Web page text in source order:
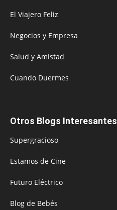
El Viajero Feliz
Negocios y Empresa
Salud y Amistad
Cuando Duermes
Otros Blogs Interesantes
Supergracioso
Estamos de Cine
Futuro Eléctrico
Blog de Bebés